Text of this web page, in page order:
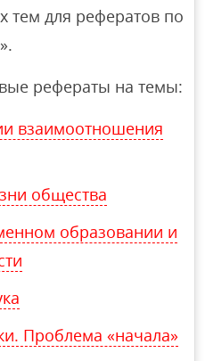
тем для рефератов по
рефераты на темы:
взаимоотношения
общества
образовании и
Проблема «начала»